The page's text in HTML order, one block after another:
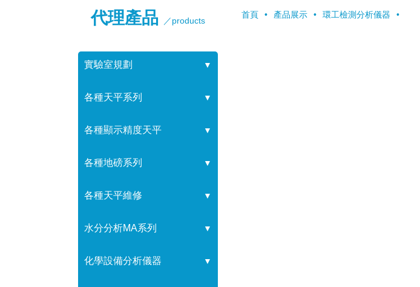
代理產品 ／products
實驗室規劃 ▼
各種天平系列 ▼
各種顯示精度天平 ▼
各種地磅系列 ▼
各種天平維修 ▼
水分分析MA系列 ▼
化學設備分析儀器 ▼
首頁 產品展示 環工檢測分析儀器